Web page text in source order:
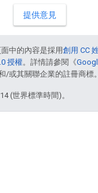
提供意見
中的內容是採用創用 CC
授權。詳情請參閱《
/或其關聯企業的註冊商標。
(世界標準時間)。